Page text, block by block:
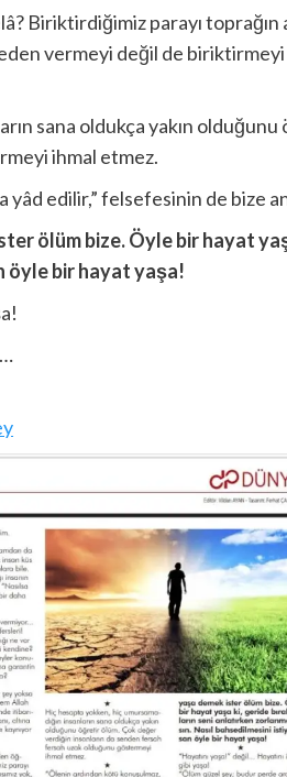
Biriktirdiğimiz parayı toprağın
vermeyi değil de
sana oldukça yakın
ihmal etmez.
edilir,” felsefesinin de bize
ölüm bize. Öyle bir hayat
öyle bir hayat yaşa!